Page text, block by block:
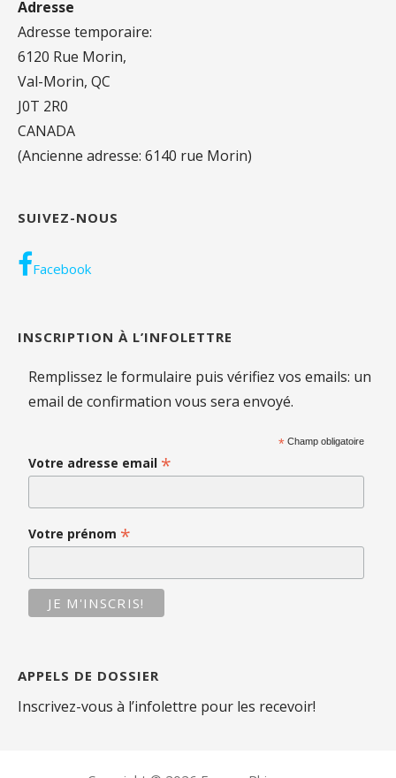
Adresse
Adresse temporaire:
6120 Rue Morin,
Val-Morin, QC
J0T 2R0
CANADA
(Ancienne adresse: 6140 rue Morin)
SUIVEZ-NOUS
Facebook
INSCRIPTION À L’INFOLETTRE
Remplissez le formulaire puis vérifiez vos emails: un
email de confirmation vous sera envoyé.
* Champ obligatoire
Votre adresse email *
Votre prénom *
APPELS DE DOSSIER
Inscrivez-vous à l’infolettre pour les recevoir!